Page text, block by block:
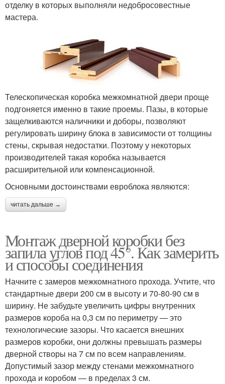
отделку в которых выполняли недобросовестные
мастера.
Телескопическая коробка межкомнатной двери проще
подгоняется именно в такие проемы. Пазы, в которые
защелкиваются наличники и доборы, позволяют
регулировать ширину блока в зависимости от толщины
стены, скрывая недостатки. Поэтому у некоторых
производителей такая коробка называется
расширительной или компенсационной.
Основными достоинствами евроблока являются:
читать дальше →
Монтаж дверной коробки без
запила углов под 45°. Как замерить
и способы соединения
Начните с замеров межкомнатного прохода. Учтите, что
стандартные двери 200 см в высоту и 70-80-90 см в
ширину. Не забудьте увеличить цифры внутренних
размеров короба на 0,3 см по периметру — это
технологические зазоры. Что касается внешних
размеров коробки, они должны превышать размеры
дверной створы на 7 см по всем направлениям.
Допустимый зазор между стенами межкомнатного
прохода и коробом — в пределах 3 см.